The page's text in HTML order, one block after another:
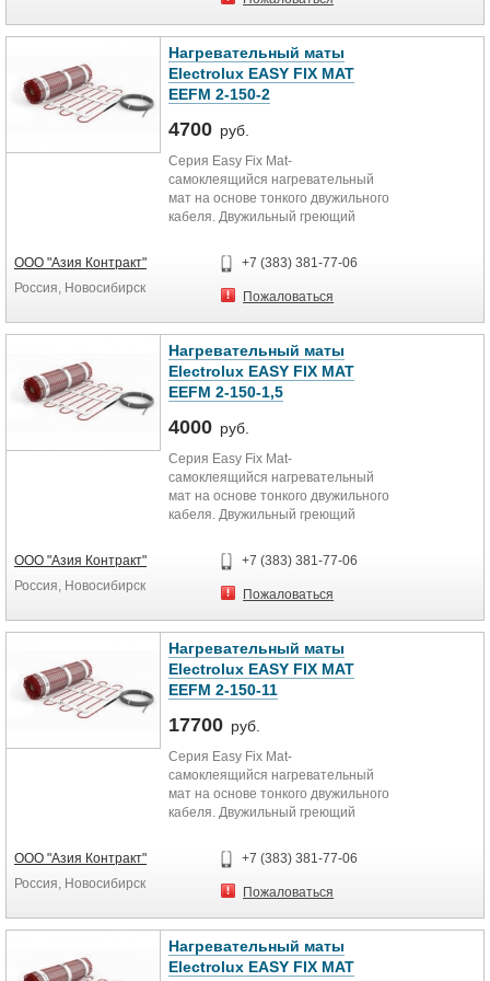
мощности 350 Вт/м.кв) 2,4 м2
Площадь обогрева (при удельной
мощности 400 Вт/м.кв) 2,1 м2
Площадь обогрева (при удельной
мощности 450 Вт/м.кв) 1,9
Нагревательный маты
Electrolux EASY FIX MAT
EEFM 2-150-2
4700 руб.
Серия Easy Fix Mat-
самоклеящийся нагревательный
мат на основе тонкого двужильного
кабеля. Двужильный греющий
текстильную сетку, пропитанную
специальным клеящим составом,
которая надежно фиксирует мат на
плиточным клеем. Рекомендуется
для установки в плиточный клей
«без стяжки»
ООО "Азия Контракт"
Россия, Новосибирск
+7 (383) 381-77-06
Пожаловаться
Нагревательный маты
Electrolux EASY FIX MAT
EEFM 2-150-1,5
4000 руб.
Серия Easy Fix Mat-
самоклеящийся нагревательный
мат на основе тонкого двужильного
кабеля. Двужильный греющий
текстильную сетку, пропитанную
специальным клеящим составом,
которая надежно фиксирует мат на
плиточным клеем. Рекомендуется
для установки в плиточный клей
«без стяжки»
ООО "Азия Контракт"
Россия, Новосибирск
+7 (383) 381-77-06
Пожаловаться
Нагревательный маты
Electrolux EASY FIX MAT
EEFM 2-150-11
17700 руб.
Серия Easy Fix Mat-
самоклеящийся нагревательный
мат на основе тонкого двужильного
кабеля. Двужильный греющий
текстильную сетку, пропитанную
специальным клеящим составом,
которая надежно фиксирует мат на
плиточным клеем. Рекомендуется
для установки в плиточный клей
ООО "Азия Контракт"
Россия, Новосибирск
+7 (383) 381-77-06
Пожаловаться
Нагревательный маты
Electrolux EASY FIX MAT